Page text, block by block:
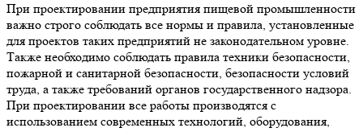
При проектировании предприятия пищевой промышленности
важно строго соблюдать все нормы и правила, установленные
для проектов таких предприятий не законодательном уровне.
Также необходимо соблюдать правила техники безопасности,
пожарной и санитарной безопасности, безопасности условий
труда, а также требований органов государственного надзора.
При проектировании все работы производятся с
использованием современных технологий, оборудования,